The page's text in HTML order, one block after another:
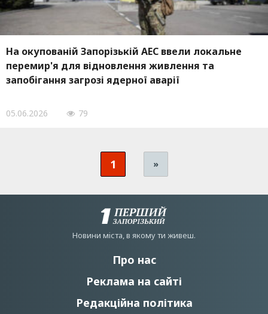
На окупованій Запорізькій АЕС ввели локальне
перемир'я для відновлення живлення та
запобігання загрозі ядерної аварії
05.06.2026 79
1 »
Новини мiста, в якому ти живеш.
Про нас
Реклама на сайті
Редакційна політика